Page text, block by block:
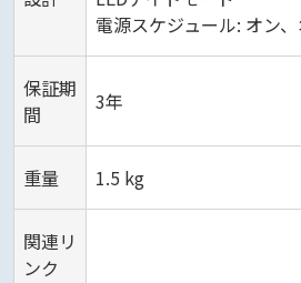
電源スケジュール: オン
保証期
間
3年
重量 1.5 kg
関連リ
ンク